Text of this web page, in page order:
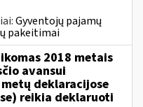
Gyventojų pajamų
pakeitimai
2018 metais
avansui
deklaracijose
reikia deklaruoti